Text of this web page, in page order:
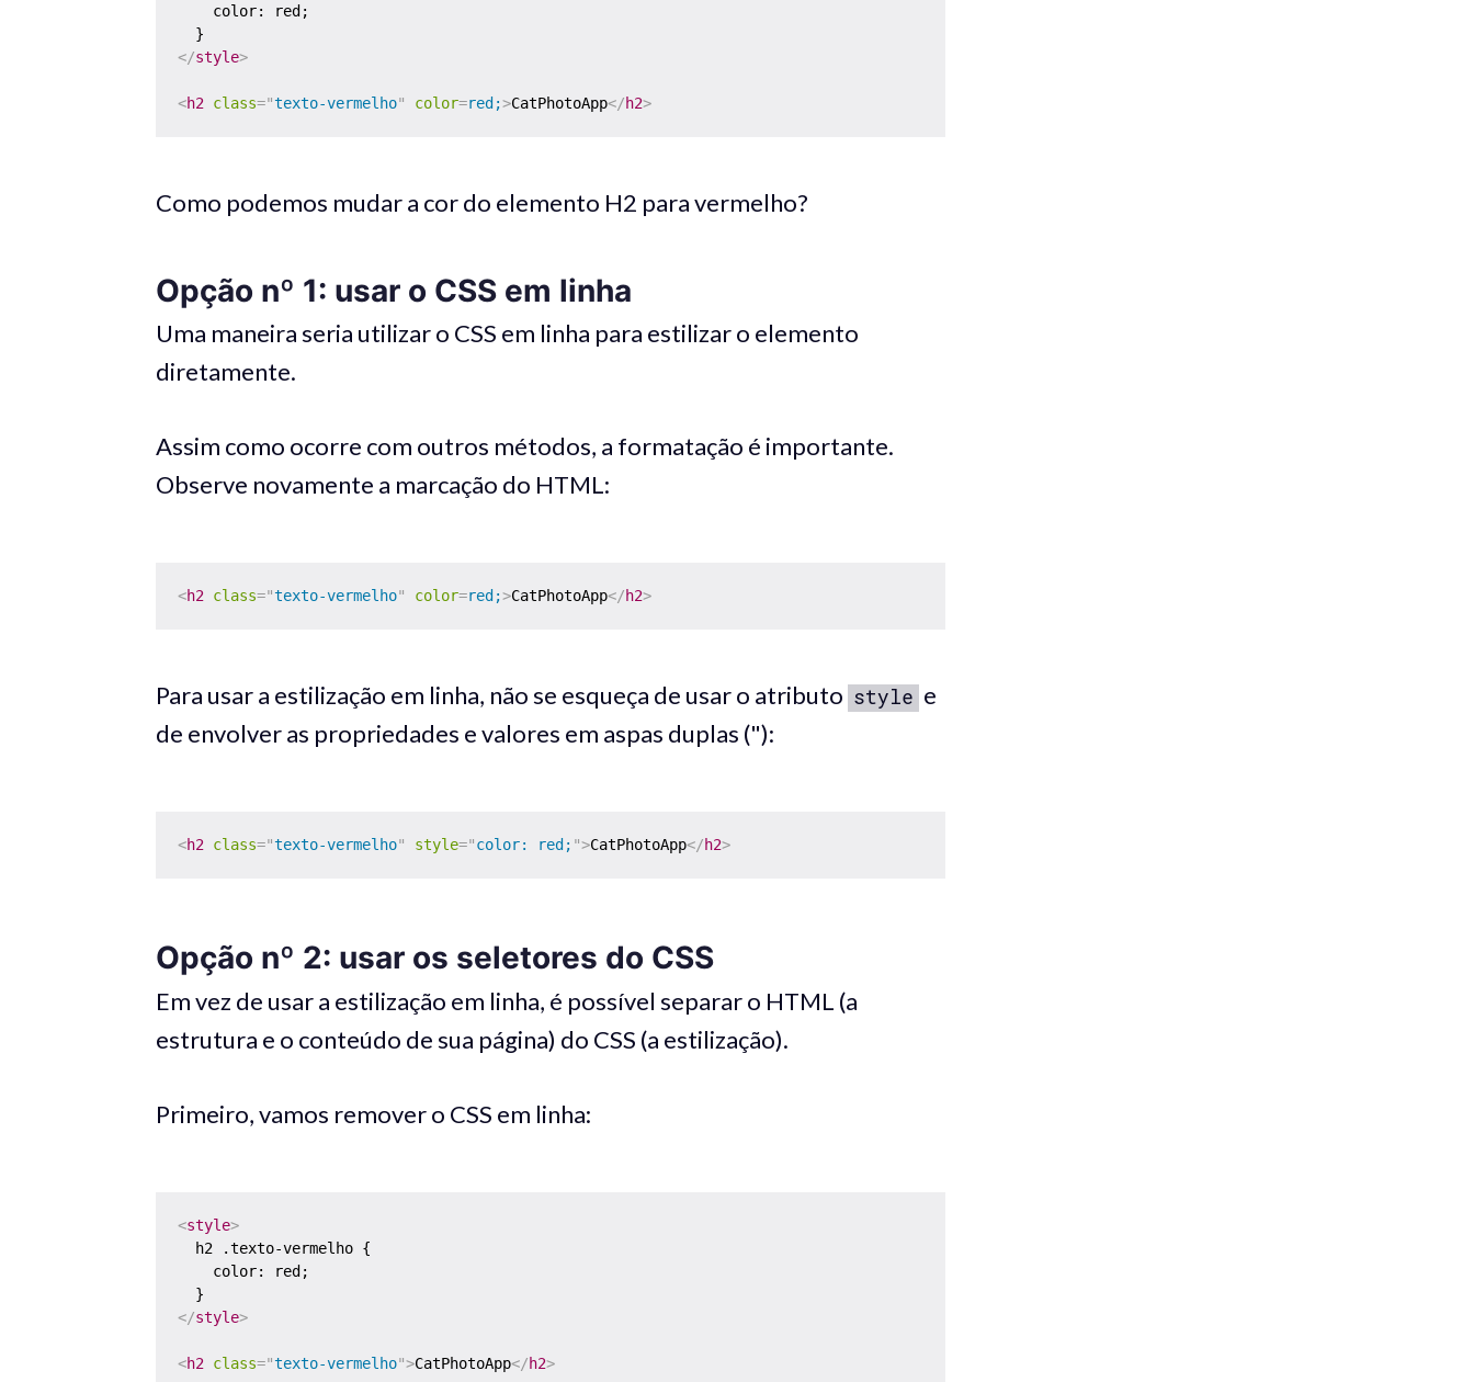
    color: red;
</style>
<h2 class="texto-vermelho" color=red;>CatPhotoApp</h2>
Como podemos mudar a cor do elemento H2 para vermelho?
Opção nº 1: usar o CSS em linha
Uma maneira seria utilizar o CSS em linha para estilizar o elemento
diretamente.
Assim como ocorre com outros métodos, a formatação é importante.
Observe novamente a marcação do HTML:
<h2 class="texto-vermelho" color=red;>CatPhotoApp</h2>
Para usar a estilização em linha, não se esqueça de usar o atributo style e
de envolver as propriedades e valores em aspas duplas ("):
<h2 class="texto-vermelho" style="color: red; ">CatPhotoApp</h2>
Opção nº 2: usar os seletores do CSS
Em vez de usar a estilização em linha, é possível separar o HTML (a
estrutura e o conteúdo de sua página) do CSS (a estilização).
Primeiro, vamos remover o CSS em linha:
<style>
  h2 .texto-vermelho {
    color: red;
</style>
<h2 class="texto-vermelho">CatPhotoApp</h2>